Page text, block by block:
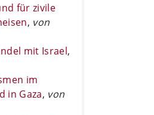
für zivile
, von
mit Israel,
im
in Gaza, von